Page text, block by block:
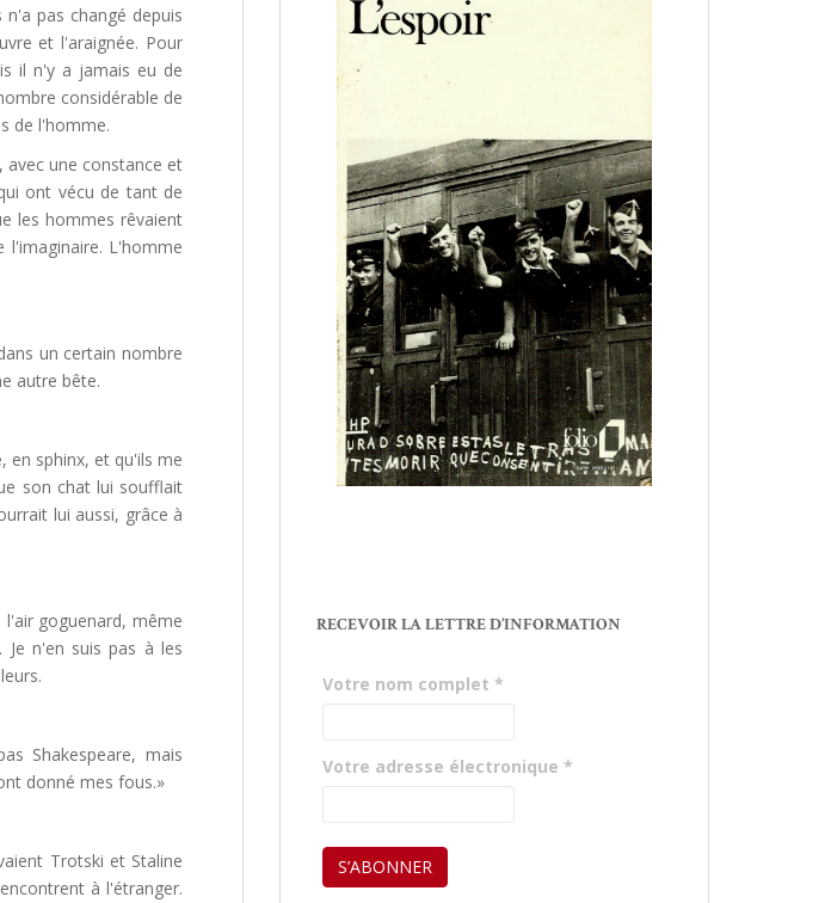
pas changé depuis
et l'araignée. Pour
il n'y a jamais eu de
considérable de
de l'homme.
avec une constance et
ont vécu de tant de
les hommes rêvaient
l'imaginaire. L'homme
un certain nombre
autre bête.
en sphinx, et qu'ils me
son chat lui soufflait
lui aussi, grâce à
goguenard, même
n'en suis pas à les
Shakespeare, mais
donné mes fous.»
Trotski et Staline
à l'étranger.
RECEVOIR LA LETTRE D’INFORMATION
Votre nom complet *
Votre adresse électronique *